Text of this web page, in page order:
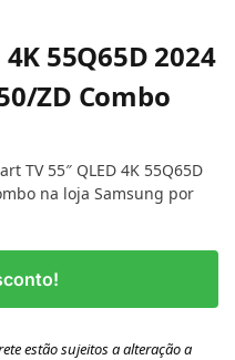
55Q65D 2024
ZD Combo
TV 55″ QLED 4K 55Q65D
na loja Samsung por
estão sujeitos a alteração a